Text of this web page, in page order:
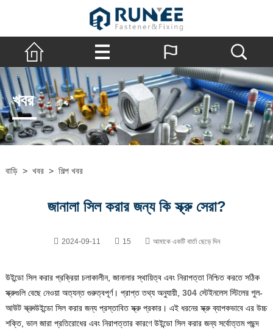
খবর
বাড়ি > খবর > শিল্প খবর
জানালা সিল করার জন্য কি স্ক্রু সেরা?
2024-09-11 15 আমাকে একটি বার্তা ছেড়ে দিন
উইন্ডো সিল করার প্রক্রিয়া চলাকালীন, জানালার স্থায়িত্ব এবং নিরাপত্তা নিশ্চিত করতে সঠিক
স্ক্রুগুলি বেছে নেওয়া অত্যন্ত গুরুত্বপূর্ণ। প্রাপ্ত তথ্য অনুযায়ী, ‌ 304 স্টেইনলেস স্টিলের পুল-
আউট স্ক্রু৷উইন্ডো সিল করার জন্য প্রস্তাবিত স্ক্রু প্রকার। এই ধরনের স্ক্রু ব্যাপকভাবে এর উচ্চ
শক্তি, ভাল জারা প্রতিরোধের এবং নিরাপত্তার কারণে উইন্ডো সিল করার জন্য সর্বোত্তম পছন্দ